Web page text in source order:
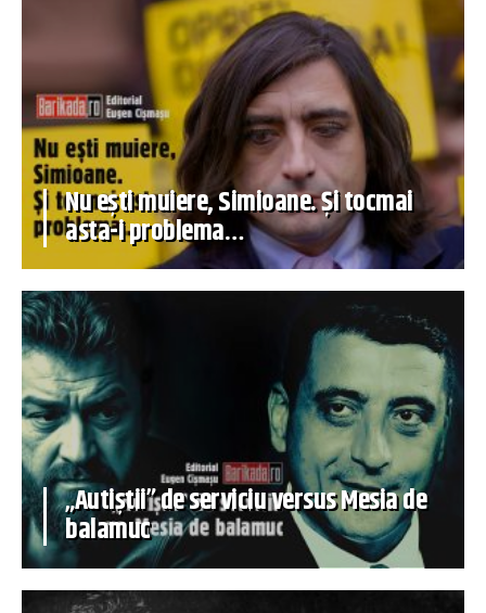
Nu ești muiere, Simioane. Și tocmai
asta-i problema…
„Autiștii” de serviciu versus Mesia de
balamuc